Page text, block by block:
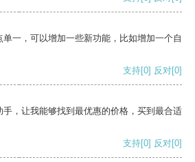
一，可以增加一些新功能，比如增加一个自
支持[0] 反对[0]
，让我能够找到最优惠的价格，买到最合适
支持[0] 反对[0]